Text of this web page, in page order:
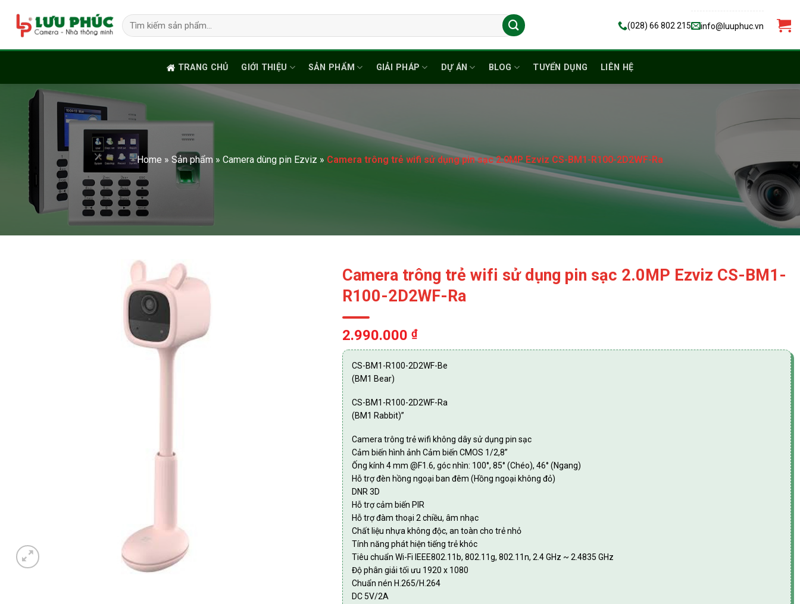
content
Tìm
kiếm:
(028) 66 802 215 info@luuphuc.vn
TRANG CHỦ GIỚI THIỆU SẢN PHẨM GIẢI PHÁP DỰ ÁN BLOG TUYỂN DỤNG LIÊN HỆ
Home » Sản phẩm » Camera dùng pin Ezviz » Camera trông trẻ wifi sử dụng pin sạc 2.0MP Ezviz CS-BM1-R100-2D2WF-Ra
Camera trông trẻ wifi sử dụng pin sạc 2.0MP Ezviz CS-BM1-
R100-2D2WF-Ra
2.990.000 ₫
CS-BM1-R100-2D2WF-Be
(BM1 Bear)
CS-BM1-R100-2D2WF-Ra
(BM1 Rabbit)”
Camera trông trẻ wifi không dây sử dụng pin sạc
Cảm biến hình ảnh Cảm biến CMOS 1/2,8”
Ống kính 4 mm @F1.6, góc nhìn: 100°, 85° (Chéo), 46° (Ngang)
Hỗ trợ đèn hồng ngoại ban đêm (Hồng ngoại không đỏ)
DNR 3D
Hỗ trợ cảm biến PIR
Hỗ trợ đàm thoại 2 chiều, âm nhạc
Chất liệu nhựa không độc, an toàn cho trẻ nhỏ
Tính năng phát hiện tiếng trẻ khóc
Tiêu chuẩn Wi-Fi IEEE802.11b, 802.11g, 802.11n, 2.4 GHz ~ 2.4835 GHz
Độ phân giải tối ưu 1920 x 1080
Chuẩn nén H.265/H.264
DC 5V/2A